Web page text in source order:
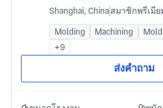
Shanghai, Chinaสมาชิกพรีเมีย
Molding Machining
+9
ส่งคำถาม